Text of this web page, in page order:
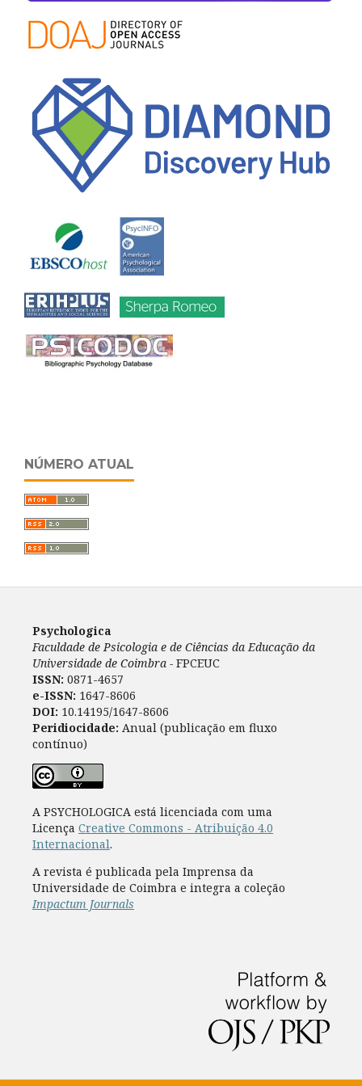
NÚMERO ATUAL
Psychologica
Faculdade de Psicologia e de Ciências da Educação da
Universidade de Coimbra - FPCEUC
ISSN: 0871-4657
e-ISSN: 1647-8606
DOI: 10.14195/1647-8606
Peridiocidade: Anual (publicação em fluxo
contínuo)
A PSYCHOLOGICA está licenciada com uma
Licença Creative Commons - Atribuição 4.0
Internacional.
A revista é publicada pela Imprensa da
Universidade de Coimbra e integra a coleção
Impactum Journals